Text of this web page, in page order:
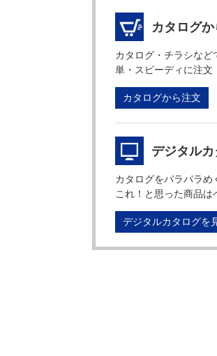
カタログ
カタログ・チラシな
単・スピーディに注文
カタログから注文
デジタルカ
カタログをパラパラめ
これ！と思った商品は
デジタルカタログを